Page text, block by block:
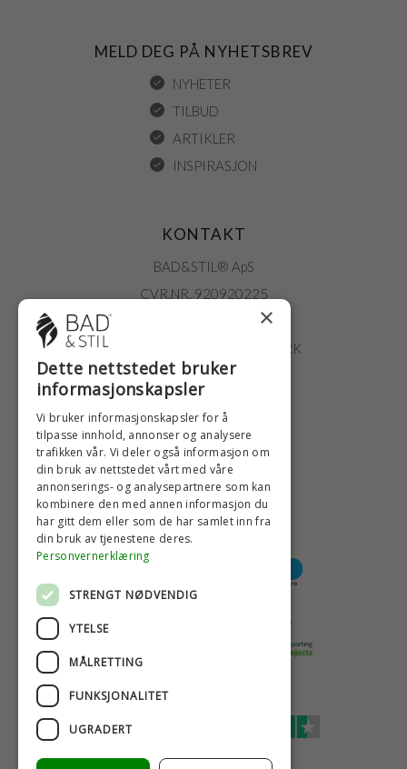
MELD DEG PÅ NYHETSBREV
NYHETER
TILBUD
ARTIKLER
INSPIRASJON
KONTAKT
BAD&STIL® ApS
CVR.NR. 920920225
ØSTERBROGADE 202
2100 KØBENHAVN • DANMARK
+47 2396 6660
BADSTIL@BADSTIL.NO
HØYESTE KREDITTVURD
BETALINGSALTERNATIVER
TRYGG OG SIKKER NETTHANDEL
TRUSTSCORE 4,7
×
Dette nettstedet bruker
informasjonskapsler
Vi bruker informasjonskapsler for å
tilpasse innhold, annonser og analysere
trafikken vår. Vi deler også informasjon om
din bruk av nettstedet vårt med våre
annonserings- og analysepartnere som kan
kombinere den med annen informasjon du
har gitt dem eller som de har samlet inn fra
din bruk av tjenestene deres.
Personvernerklæring
STRENGT NØDVENDIG
YTELSE
MÅLRETTING
FUNKSJONALITET
UGRADERT